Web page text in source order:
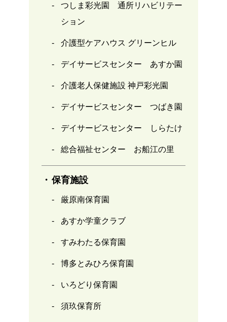
つしま彩光園 通所リハビリテー
ション
介護型ケアハウス グリーンヒル
デイサービスセンター あすか園
介護老人保健施設 神戸彩光園
デイサービスセンター つばき園
デイサービスセンター しらたけ
総合福祉センター お船江の里
保育施設
厳原南保育園
あすか学童クラブ
すみわたる保育園
博多とみひろ保育園
いろどり保育園
須玖保育所